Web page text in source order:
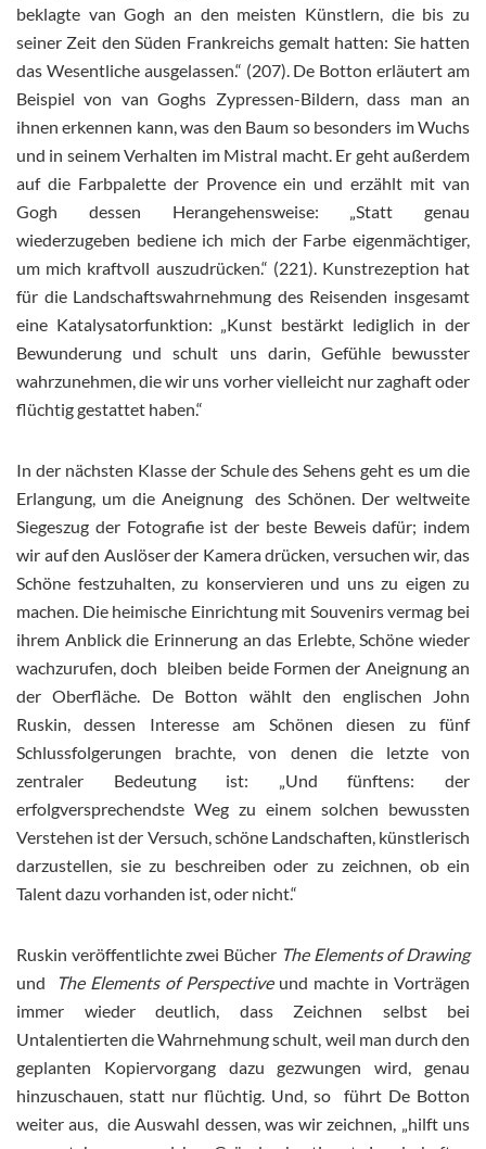
beklagte van Gogh an den meisten Künstlern, die bis zu
seiner Zeit den Süden Frankreichs gemalt hatten: Sie hatten
das Wesentliche ausgelassen.“ (207). De Botton erläutert am
Beispiel von van Goghs Zypressen-Bildern, dass man an
ihnen erkennen kann, was den Baum so besonders im Wuchs
und in seinem Verhalten im Mistral macht. Er geht außerdem
auf die Farbpalette der Provence ein und erzählt mit van
Gogh dessen Herangehensweise: „Statt genau
wiederzugeben bediene ich mich der Farbe eigenmächtiger,
um mich kraftvoll auszudrücken.“ (221). Kunstrezeption hat
für die Landschaftswahrnehmung des Reisenden insgesamt
eine Katalysatorfunktion: „Kunst bestärkt lediglich in der
Bewunderung und schult uns darin, Gefühle bewusster
wahrzunehmen, die wir uns vorher vielleicht nur zaghaft oder
flüchtig gestattet haben.“
In der nächsten Klasse der Schule des Sehens geht es um die
Erlangung, um die Aneignung des Schönen. Der weltweite
Siegeszug der Fotografie ist der beste Beweis dafür; indem
wir auf den Auslöser der Kamera drücken, versuchen wir, das
Schöne festzuhalten, zu konservieren und uns zu eigen zu
machen. Die heimische Einrichtung mit Souvenirs vermag bei
ihrem Anblick die Erinnerung an das Erlebte, Schöne wieder
wachzurufen, doch bleiben beide Formen der Aneignung an
der Oberfläche. De Botton wählt den englischen John
Ruskin, dessen Interesse am Schönen diesen zu fünf
Schlussfolgerungen brachte, von denen die letzte von
zentraler Bedeutung ist: „Und fünftens: der
erfolgversprechendste Weg zu einem solchen bewussten
Verstehen ist der Versuch, schöne Landschaften, künstlerisch
darzustellen, sie zu beschreiben oder zu zeichnen, ob ein
Talent dazu vorhanden ist, oder nicht.“
Ruskin veröffentlichte zwei Bücher The Elements of Drawing
und
The Elements of Perspective und machte in Vorträgen
immer wieder deutlich, dass Zeichnen selbst bei
Untalentierten die Wahrnehmung schult, weil man durch den
geplanten Kopiervorgang dazu gezwungen wird, genau
hinzuschauen, statt nur flüchtig. Und, so führt De Botton
weiter aus, die Auswahl dessen, was wir zeichnen, „hilft uns